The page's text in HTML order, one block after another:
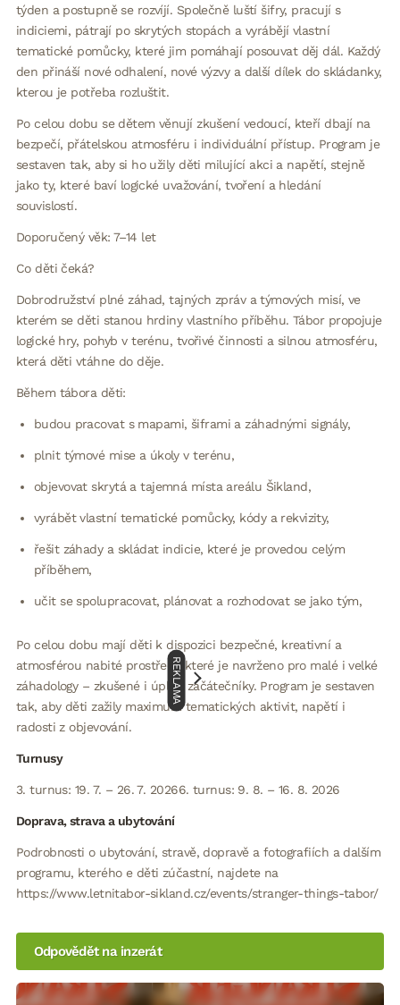
týden a postupně se rozvíjí. Společně luští šifry, pracují s
indiciemi, pátrají po skrytých stopách a vyrábějí vlastní
tematické pomůcky, které jim pomáhají posouvat děj dál. Každý
den přináší nové odhalení, nové výzvy a další dílek do skládanky,
kterou je potřeba rozluštit.
Po celou dobu se dětem věnují zkušení vedoucí, kteří dbají na
bezpečí, přátelskou atmosféru i individuální přístup. Program je
sestaven tak, aby si ho užily děti milující akci a napětí, stejně
jako ty, které baví logické uvažování, tvoření a hledání
souvislostí.
Doporučený věk: 7–14 let
Co děti čeká?
Dobrodružství plné záhad, tajných zpráv a týmových misí, ve
kterém se děti stanou hrdiny vlastního příběhu. Tábor propojuje
logické hry, pohyb v terénu, tvořivé činnosti a silnou atmosféru,
která děti vtáhne do děje.
Během tábora děti:
budou pracovat s mapami, šiframi a záhadnými signály,
plnit týmové mise a úkoly v terénu,
objevovat skrytá a tajemná místa areálu Šikland,
vyrábět vlastní tematické pomůcky, kódy a rekvizity,
řešit záhady a skládat indicie, které je provedou celým
příběhem,
učit se spolupracovat, plánovat a rozhodovat se jako tým,
Po celou dobu mají děti k dispozici bezpečné, kreativní a
atmosférou nabité prostředí, které je navrženo pro malé i velké
záhadology – zkušené i úplné začátečníky. Program je sestaven
tak, aby děti zažily maximum tematických aktivit, napětí i
radosti z objevování.
Turnusy
3. turnus: 19. 7. – 26. 7. 20266. turnus: 9. 8. – 16. 8. 2026
Doprava, strava a ubytování
Podrobnosti o ubytování, stravě, dopravě a fotografiích a dalším
programu, kterého e děti zúčastní, najdete na
https://www.letnitabor-sikland.cz/events/stranger-things-tabor/
Odpovědět na inzerát
REKLAMA